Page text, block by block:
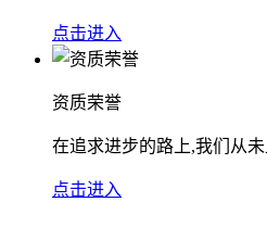
点击进入
资质荣誉
在追求进步的路上,我们从
点击进入